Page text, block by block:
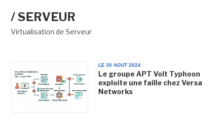
/ SERVEUR
Virtualisation de Serveur
LE 30 AOUT 2024
Le groupe APT Volt Typhoon
exploite une faille chez Versa
Networks